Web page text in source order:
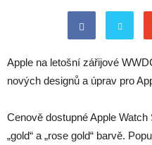
Apple na letošní zářijové
nových designů a úprav pro
Cenově dostupné Apple
„gold“ a „rose gold“ barvě.